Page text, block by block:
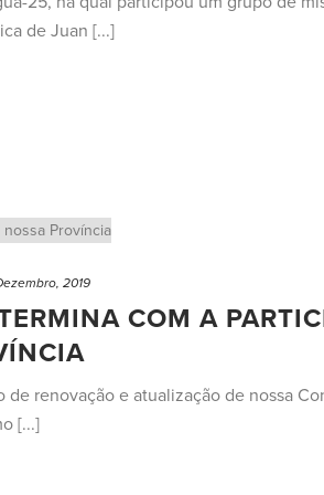
de Juan [...]
2019
COM A
renovação e atualização de nossa
[...]